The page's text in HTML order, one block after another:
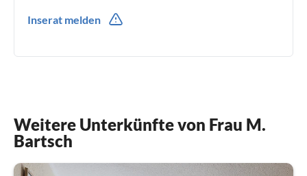
Inserat melden
Weitere Unterkünfte von Frau M.
Bartsch